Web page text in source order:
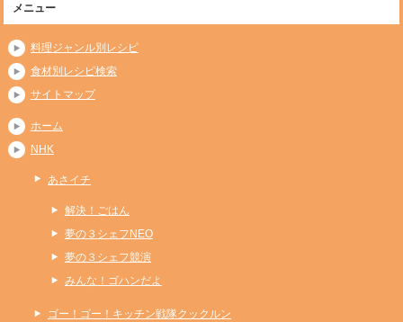
メニュー
料理ジャンル別レシピ
食材別レシピ検索
サイトマップ
ホーム
NHK
あさイチ
解決！ごはん
夢の３シェフNEO
夢の３シェフ競演
みんな！ゴハンだよ
ゴー！ゴー！キッチン戦隊クックルン